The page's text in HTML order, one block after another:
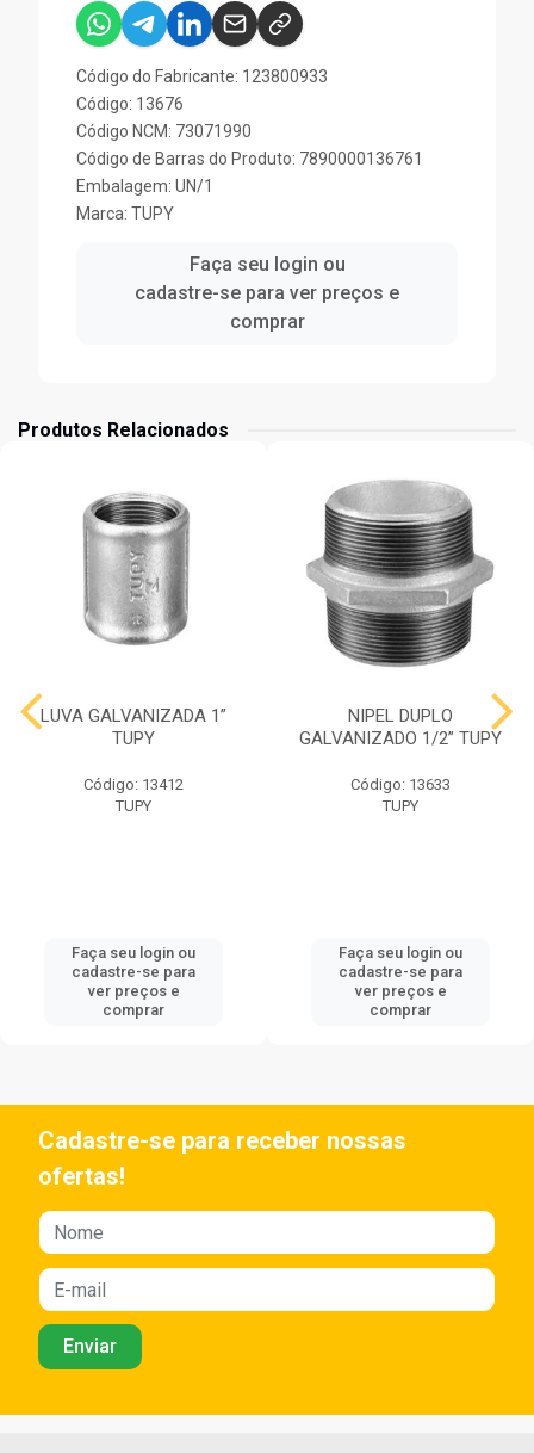
Código do Fabricante: 123800933
Código: 13676
Código NCM: 73071990
Código de Barras do Produto: 7890000136761
Embalagem: UN/1
Marca: TUPY
Faça seu login ou
cadastre-se para ver preços e
comprar
Produtos Relacionados
LUVA GALVANIZADA 1”
TUPY
Código: 13412
TUPY
Faça seu login ou
cadastre-se para
ver preços e
comprar
NIPEL DUPLO
GALVANIZADO 1/2” TUPY
Código: 13633
TUPY
Faça seu login ou
cadastre-se para
ver preços e
comprar
Cadastre-se para receber nossas
ofertas!